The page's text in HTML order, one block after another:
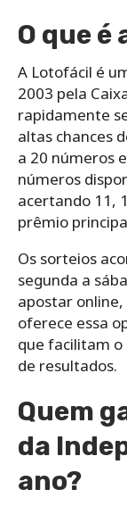
O que
A Lotofácil é
2003 pela
rapidamente
altas chances
a 20 números
números
acertando 11,
prêmio
Os sorteios
segunda a
apostar online,
oferece essa
que facilitam o
de resultados.
Quem
da
ano?